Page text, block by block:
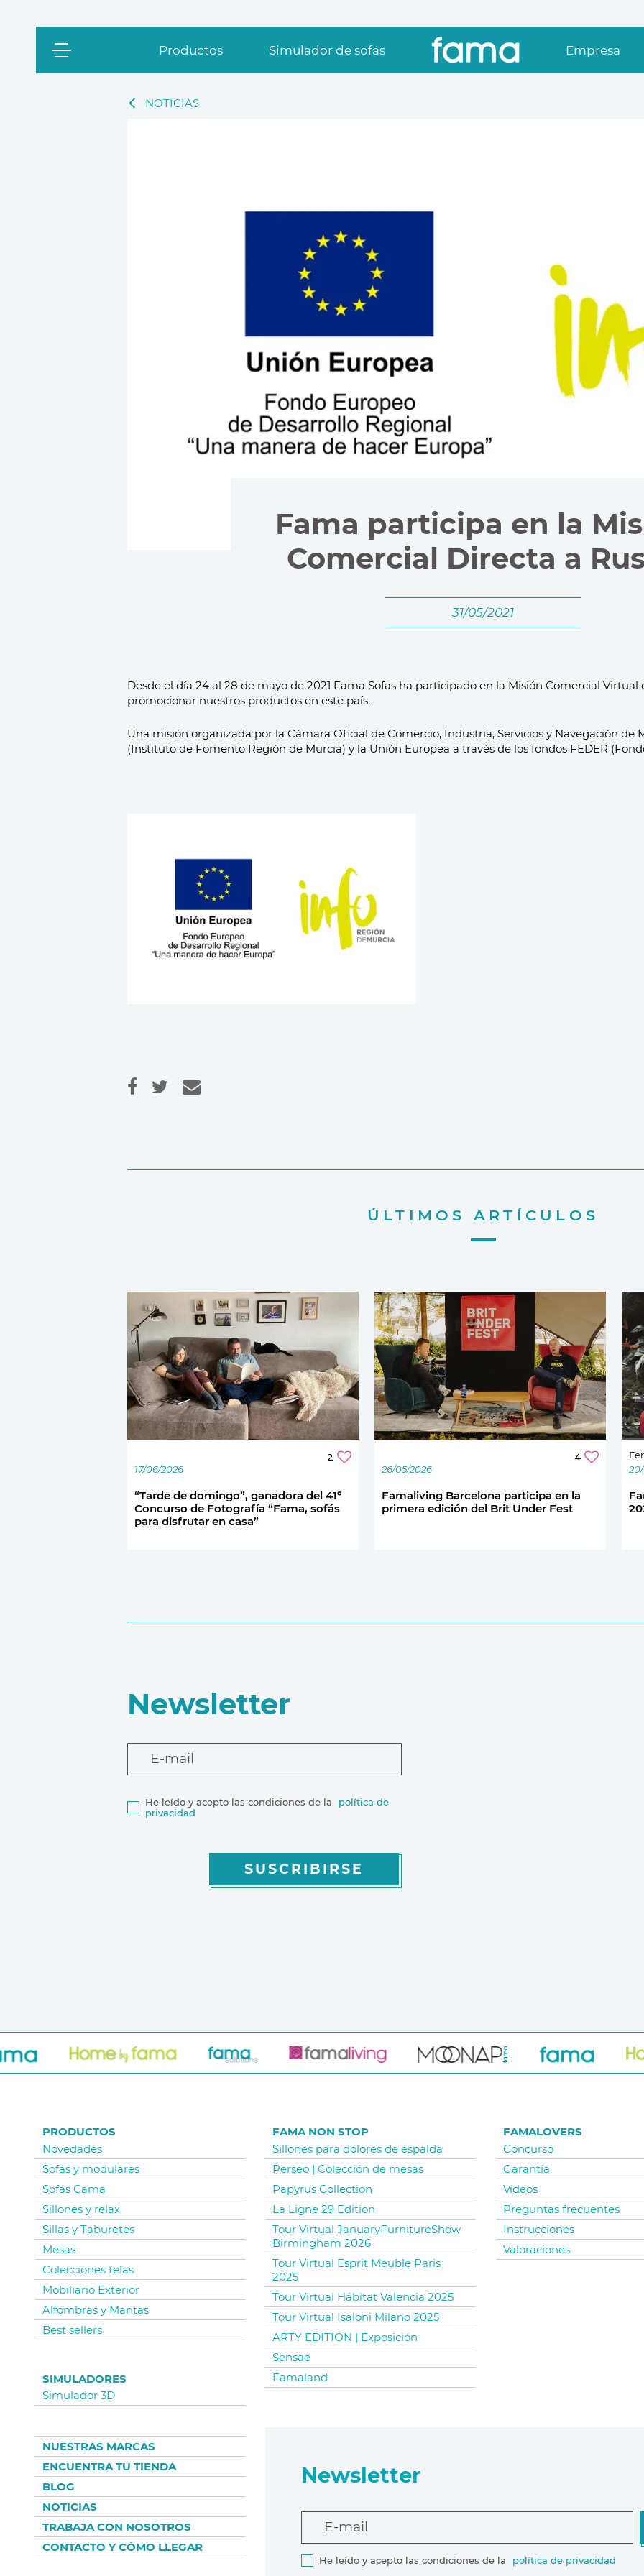
Productos Simulador de sofás Empresa
NOTICIAS
Fama participa en la
Comercial Directa a
31/05/2021
Desde el día 24 al 28 de mayo de 2021 Fama Sofas ha participado en la Misión Comercial
promocionar nuestros productos en este país.
Una misión organizada por la Cámara Oficial de Comercio, Industria, Servicios y Navegación de
(Instituto de Fomento Región de Murcia) y la Unión Europea a través de los fondos FEDER
ÚLTIMOS ARTÍCULOS
2
17/06/2026
“Tarde de domingo”, ganadora del 41º
Concurso de Fotografía “Fama, sofás
para disfrutar en casa”
4
26/05/2026
Famaliving Barcelona participa en la
primera edición del Brit Under Fest
Newsletter
E-mail
He leído y acepto las condiciones de la
política de
privacidad
SUSCRIBIRSE
PRODUCTOS
Novedades
Sofás y modulares
Sofás Cama
Sillones y relax
Sillas y Taburetes
Mesas
Colecciones telas
Mobiliario Exterior
Alfombras y Mantas
Best sellers
SIMULADORES
Simulador 3D
NUESTRAS MARCAS
ENCUENTRA TU TIENDA
BLOG
NOTICIAS
TRABAJA CON NOSOTROS
CONTACTO Y CÓMO LLEGAR
FAMA NON STOP
Sillones para dolores de espalda
Perseo | Colección de mesas
Papyrus Collection
La Ligne 29 Edition
Tour Virtual JanuaryFurnitureShow
Birmingham 2026
Tour Virtual Esprit Meuble Paris
2025
Tour Virtual Hábitat Valencia 2025
Tour Virtual Isaloni Milano 2025
ARTY EDITION | Exposición
Sensae
Famaland
FAMALOVERS
Concurso
Garantía
Vídeos
Preguntas frecuentes
Instrucciones
Valoraciones
Newsletter
E-mail
He leído y acepto las condiciones de la política de privacidad